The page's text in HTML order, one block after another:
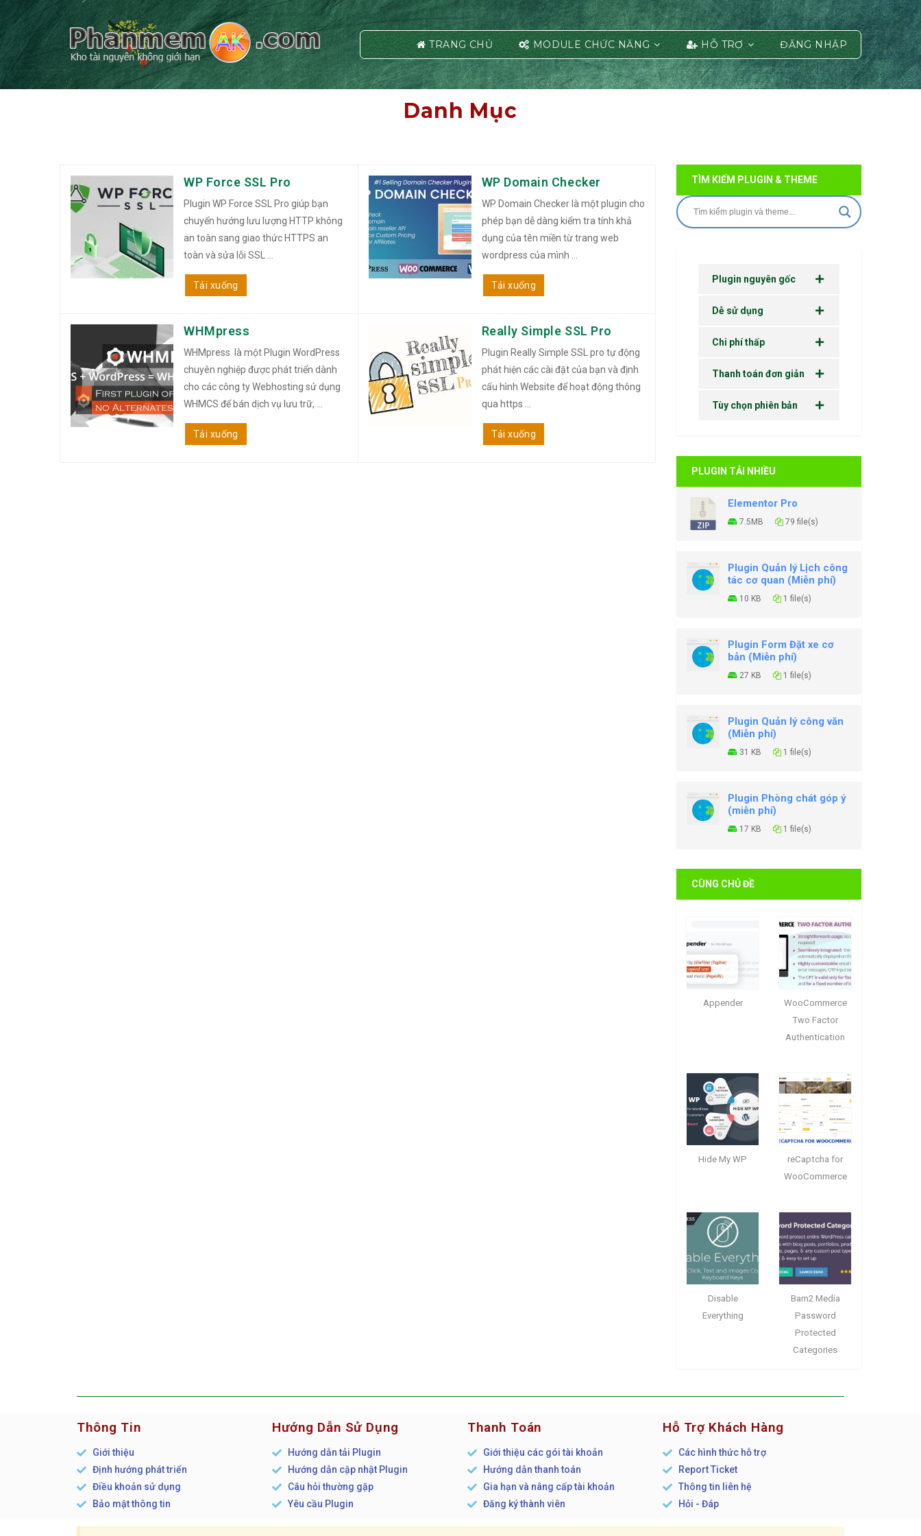
TRANG CHỦ MODULE CHỨC NĂNG HỖ TRỢ ĐĂNG NHẬP
Danh Mục
WP Force SSL Pro
Plugin WP Force SSL Pro giúp bạn
chuyển hướng lưu lượng HTTP không
an toàn sang giao thức HTTPS an
toàn và sửa lỗi SSL ...
Tải xuống
WP Domain Checker
WP Domain Checker là một plugin cho
phép bạn dễ dàng kiểm tra tính khả
dụng của tên miền từ trang web
wordpress của mình ...
Tải xuống
WHMpress
WHMpress là một Plugin WordPress
chuyên nghiệp được phát triển dành
cho các công ty Webhosting sử dụng
WHMCS để bán dịch vụ lưu trữ, ...
Tải xuống
Really Simple SSL Pro
Plugin Really Simple SSL pro tự động
phát hiện các cài đặt của bạn và định
cấu hình Website để hoạt động thông
qua https ...
Tải xuống
TÌM KIẾM PLUGIN & THEME
Plugin nguyên gốc
Dễ sử dụng
Chi phí thấp
Thanh toán đơn giản
Tùy chọn phiên bản
PLUGIN TẢI NHIỀU
Elementor Pro
7.5MB 79 file(s)
Plugin Quản lý Lịch công
tác cơ quan (Miễn phí)
10 KB 1 file(s)
Plugin Form Đặt xe cơ
bản (Miễn phí)
27 KB 1 file(s)
Plugin Quản lý công văn
(Miễn phí)
31 KB 1 file(s)
Plugin Phòng chát góp ý
(miễn phí)
17 KB 1 file(s)
CÙNG CHỦ ĐỀ
Appender
WooCommerce
Two Factor
Authentication
Hide My WP
reCaptcha for
WooCommerce
Disable
Everything
Barn2 Media
Password
Protected
Categories
Thông Tin
Giới thiệu
Định hướng phát triển
Điều khoản sử dụng
Bảo mật thông tin
Hướng Dẫn Sử Dụng
Hướng dẫn tải Plugin
Hướng dẫn cập nhật Plugin
Câu hỏi thường gặp
Yêu cầu Plugin
Thanh Toán
Giới thiệu các gói tài khoản
Hướng dẫn thanh toán
Gia hạn và nâng cấp tài khoản
Đăng ký thành viên
Hỗ Trợ Khách Hàng
Các hình thức hỗ trợ
Report Ticket
Thông tin liên hệ
Hỏi - Đáp